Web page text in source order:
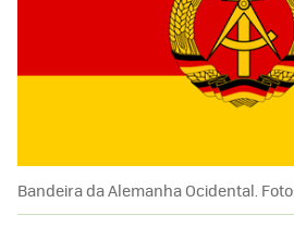
Bandeira da Alemanha Ocidental.